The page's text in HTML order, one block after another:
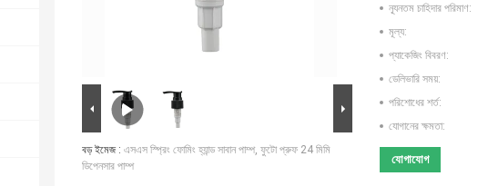
বড় ইমেজ : এসএস স্প্রিং ফোমিং হ্যান্ড সাবান পাম্প, ফুটো প্রুফ 24 মিমি
ডিপেনসার পাম্প
ন্যূনতম চাহিদার পরিমাণ:
মূল্য:
প্যাকেজিং বিবরণ:
ডেলিভারি সময়:
পরিশোধের শর্ত:
যোগানের ক্ষমতা:
যোগাযোগ